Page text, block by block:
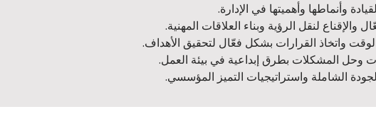
وأنماطها وأهميتها في الإدارة.
والإقناع لنقل الرؤية وبناء العلاقات المهنية.
واتخاذ القرارات بشكل فعّال لتحقيق الأهداف.
وحل المشكلات بطرق إبداعية في بيئة العمل.
الشاملة واستراتيجيات التميز المؤسسي.